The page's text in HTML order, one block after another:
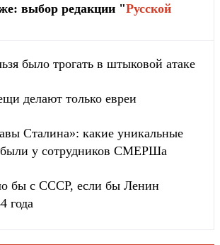
выбор редакции "Русской
было трогать в штыковой атаке
делают только евреи
Сталина»: какие уникальные
были у сотрудников СМЕРШа
бы с СССР, если бы Ленин
года